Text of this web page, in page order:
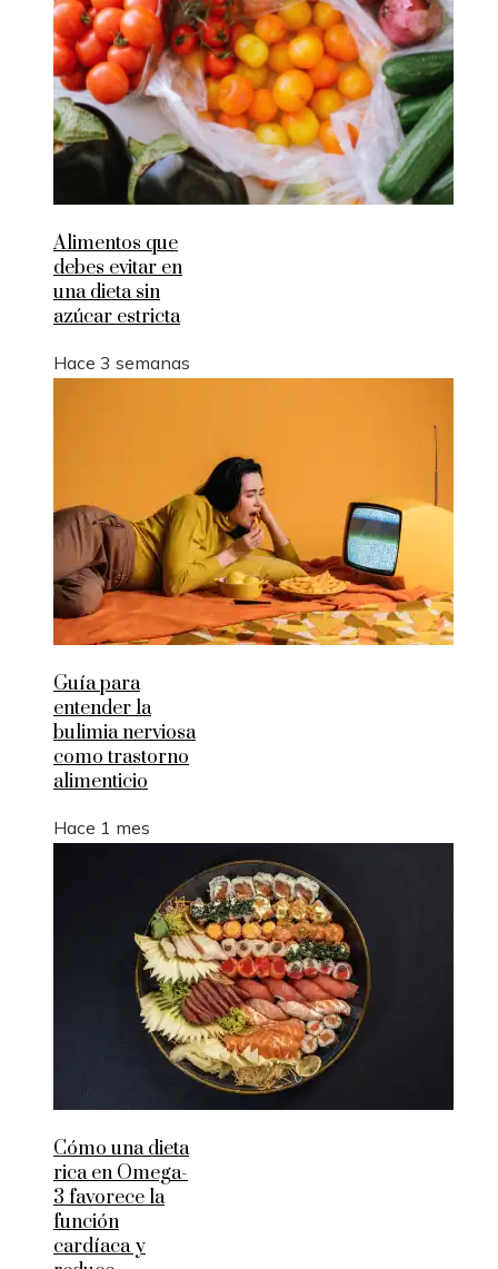
Alimentos que
debes evitar en
una dieta sin
azúcar estricta
Hace 3 semanas
Guía para
entender la
bulimia nerviosa
como trastorno
alimenticio
Hace 1 mes
Cómo una dieta
rica en Omega-
3 favorece la
función
cardíaca y